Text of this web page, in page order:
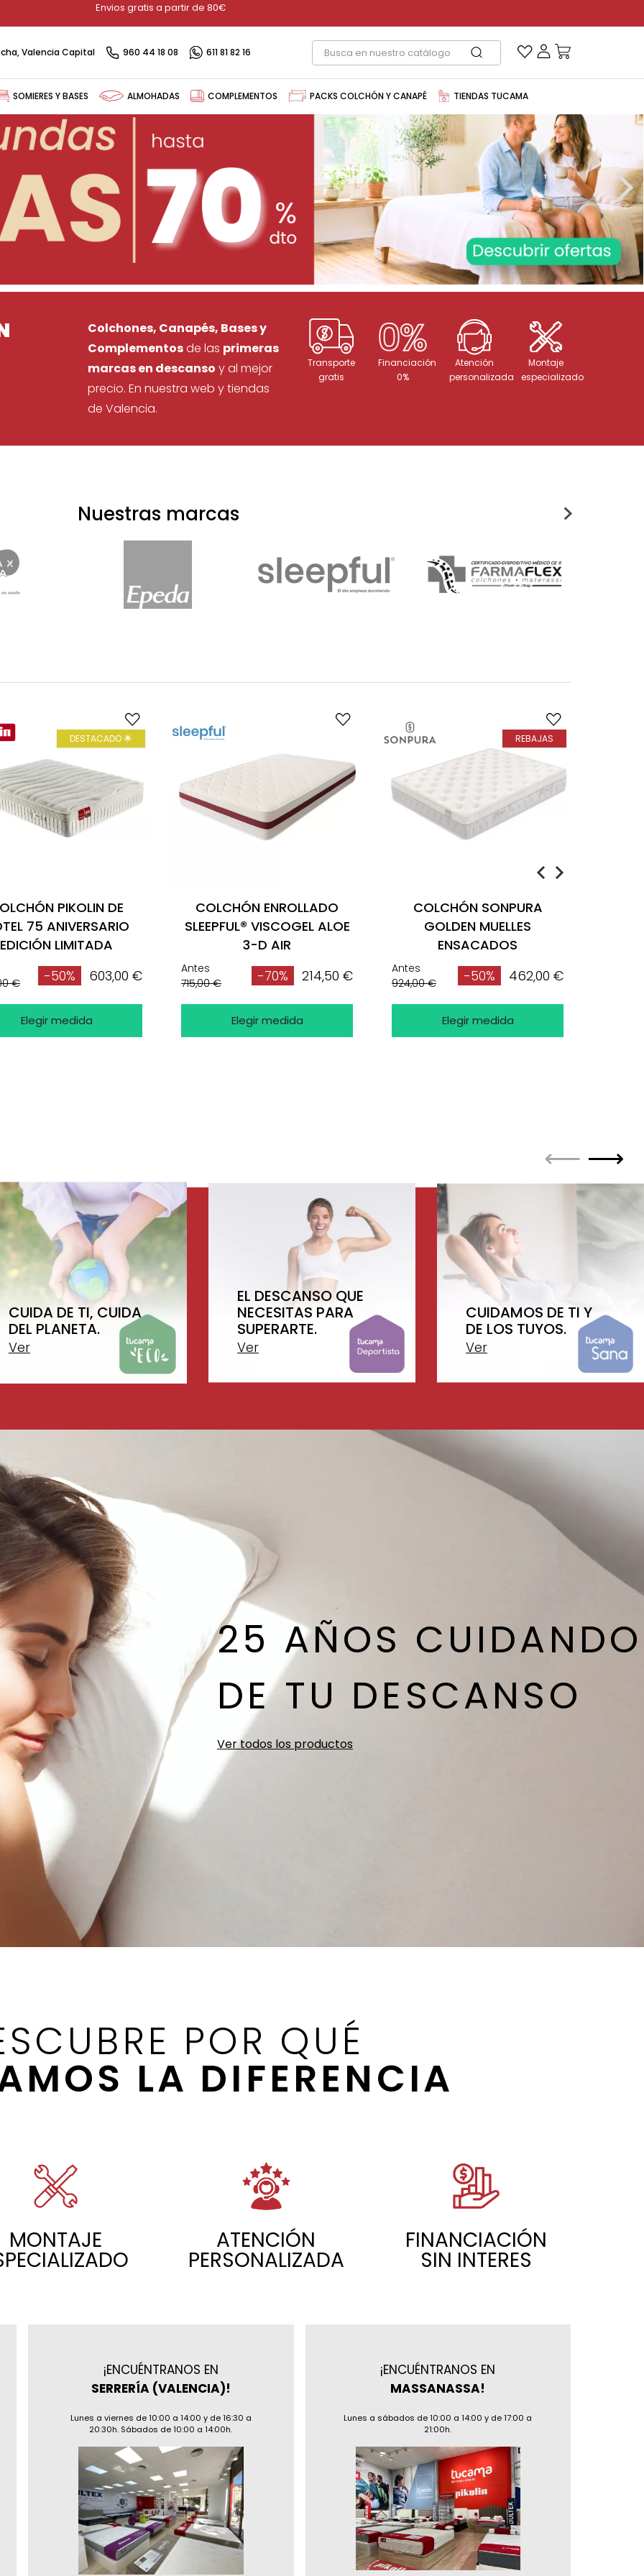
Envios gratis a partir de 80€
Valencia Capital 960 44 18 08 611 81 82 16
SOMIERES Y BASES ALMOHADAS COMPLEMENTOS PACKS COLCHÓN Y CANAPÉ TIENDAS TUCAMA
Colchones, Canapés, Bases y
Complementosde las primeras
marcas en descanso y al mejor
precio. En nuestra web y tiendas
de Valencia.
Transporte
gratis
Financiación
0%
Atención
personalizada
Montaje
especializado
Nuestras marcas
DESTACADO 🌟
PIKOLIN DE
75 ANIVERSARIO
EDICIÓN LIMITADA
€
-50% 603,00 €
Elegir medida
COLCHÓN ENROLLADO
SLEEPFUL® VISCOGEL ALOE
3-D AIR
Antes
715,00 €
-70% 214,50 €
Elegir medida
REBAJAS
COLCHÓN SONPURA
GOLDEN MUELLES
ENSACADOS
Antes
924,00 €
-50% 462,00 €
Elegir medida
CUIDA DE TI, CUIDA
DEL PLANETA.
Ver
EL DESCANSO QUE
NECESITAS PARA
SUPERARTE.
Ver
CUIDAMOS DE TI Y
DE LOS TUYOS.
Ver
25 AÑOS CUIDANDO
DE TU DESCANSO
Ver todos los productos
POR QUÉ
LA DIFERENCIA
MONTAJE ATENCIÓN
PERSONALIZADA
FINANCIACIÓN
SIN INTERES
¡ENCUÉNTRANOS EN
SERRERÍA (VALENCIA)!
Lunes a viernes de 10:00 a 14:00 y de 16:30 a
20:30h. Sábados de 10:00 a 14:00h.
¡ENCUÉNTRANOS EN
MASSANASSA!
Lunes a sábados de 10:00 a 14:00 y de 17:00 a
21:00h.